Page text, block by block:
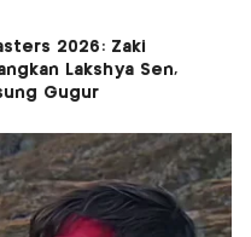
2026: Zaki
Lakshya Sen,
Gugur